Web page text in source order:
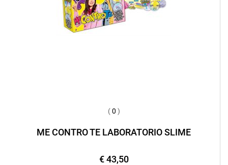
(0 )
ME CONTRO TE LABORATORIO SLIME
€ 43,50